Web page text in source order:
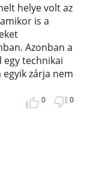
helye volt az
is a
Azonban a
technikai
zárja nem
0 0